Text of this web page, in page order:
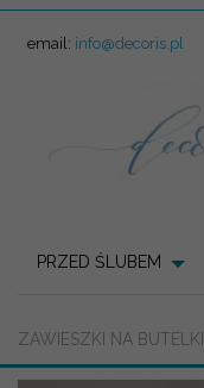
email: info@decoris.pl
PRZED ŚLUBEM
ZAWIESZKI NA BUTELKI